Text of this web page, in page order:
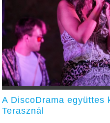
A DiscoDrama együttes
Terasznál